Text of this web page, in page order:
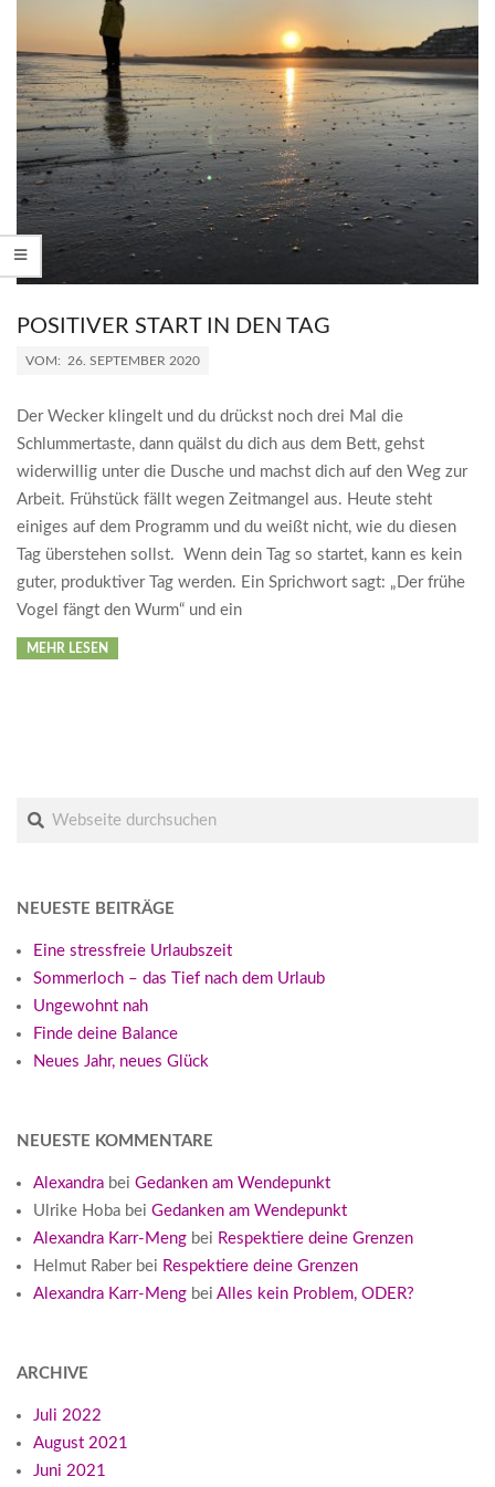
POSITIVER START IN DEN TAG
2020-
26
VOM: 26. SEPTEMBER 2020
Der Wecker klingelt und du drückst noch drei Mal die
Schlummertaste, dann quälst du dich aus dem Bett, gehst
widerwillig unter die Dusche und machst dich auf den Weg zur
Arbeit. Frühstück fällt wegen Zeitmangel aus. Heute steht
einiges auf dem Programm und du weißt nicht, wie du diesen
Tag überstehen sollst. Wenn dein Tag so startet, kann es kein
guter, produktiver Tag werden. Ein Sprichwort sagt: „Der frühe
Vogel fängt den Wurm“ und ein
MEHR LESEN
Suche
NEUESTE BEITRÄGE
Eine stressfreie Urlaubszeit
Sommerloch – das Tief nach dem Urlaub
Ungewohnt nah
Finde deine Balance
Neues Jahr, neues Glück
NEUESTE KOMMENTARE
Alexandra bei Gedanken am Wendepunkt
Ulrike Hoba bei Gedanken am Wendepunkt
Alexandra Karr-Meng bei Respektiere deine Grenzen
Helmut Raberbei Respektiere deine Grenzen
Alexandra Karr-Meng bei Alles kein Problem, ODER?
ARCHIVE
Juli 2022
August 2021
Juni 2021